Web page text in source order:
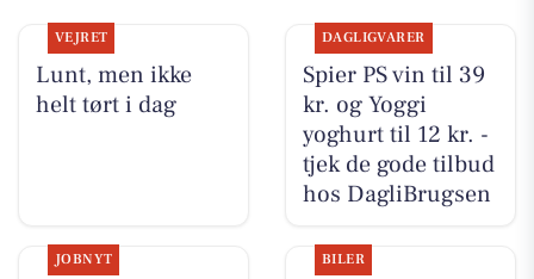
VEJRET
Lunt, men ikke
helt tørt i dag
DAGLIGVARER
Spier PS vin til 39
kr. og Yoggi
yoghurt til 12 kr. -
tjek de gode tilbud
hos DagliBrugsen
JOBNYT BILER